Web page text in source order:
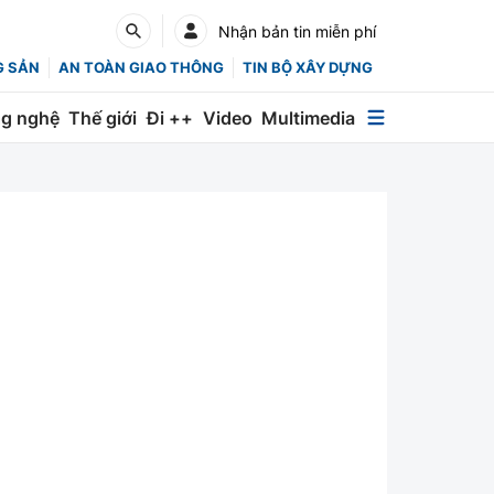
Nhận bản tin miễn phí
SẢN AN TOÀN GIAO THÔNG TIN BỘ XÂY DỰNG
nghệ Thế giới Đi ++ Video Multimedia